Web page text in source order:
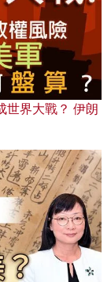
世界大戰？ 伊朗